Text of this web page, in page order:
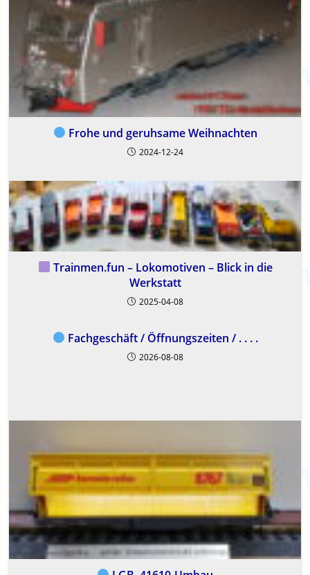
Frohe und geruhsame Weihnachten
2024-12-24
Trainmen.fun – Lokomotiven – Blick in die
Werkstatt
2025-04-08
Fachgeschäft / Öffnungszeiten / . . . .
2026-08-08